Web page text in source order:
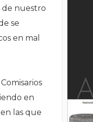
de nuestro
se
en mal
en
las que